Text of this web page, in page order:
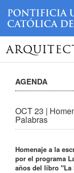
AGENDA
OCT 23 |
Palabras
Homenaje a la
por el programa
años del libro "La